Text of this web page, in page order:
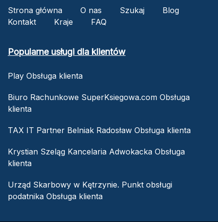
Strona główna O nas Szukaj
Blog
Kontakt
Kraje FAQ
Popularne usługi dla klientów
Play Obsługa klienta
Biuro Rachunkowe SuperKsiegowa.com Obsługa
klienta
TAX IT Partner Belniak Radosław Obsługa klienta
Krystian Szeląg Kancelaria Adwokacka Obsługa
klienta
Urząd Skarbowy w Kętrzynie. Punkt obsługi
podatnika Obsługa klienta